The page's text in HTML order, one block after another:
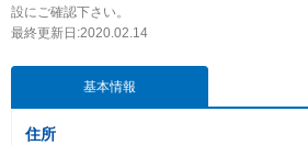
設にご確認下さい。
最終更新日:2020.02.14
基本情報
住所